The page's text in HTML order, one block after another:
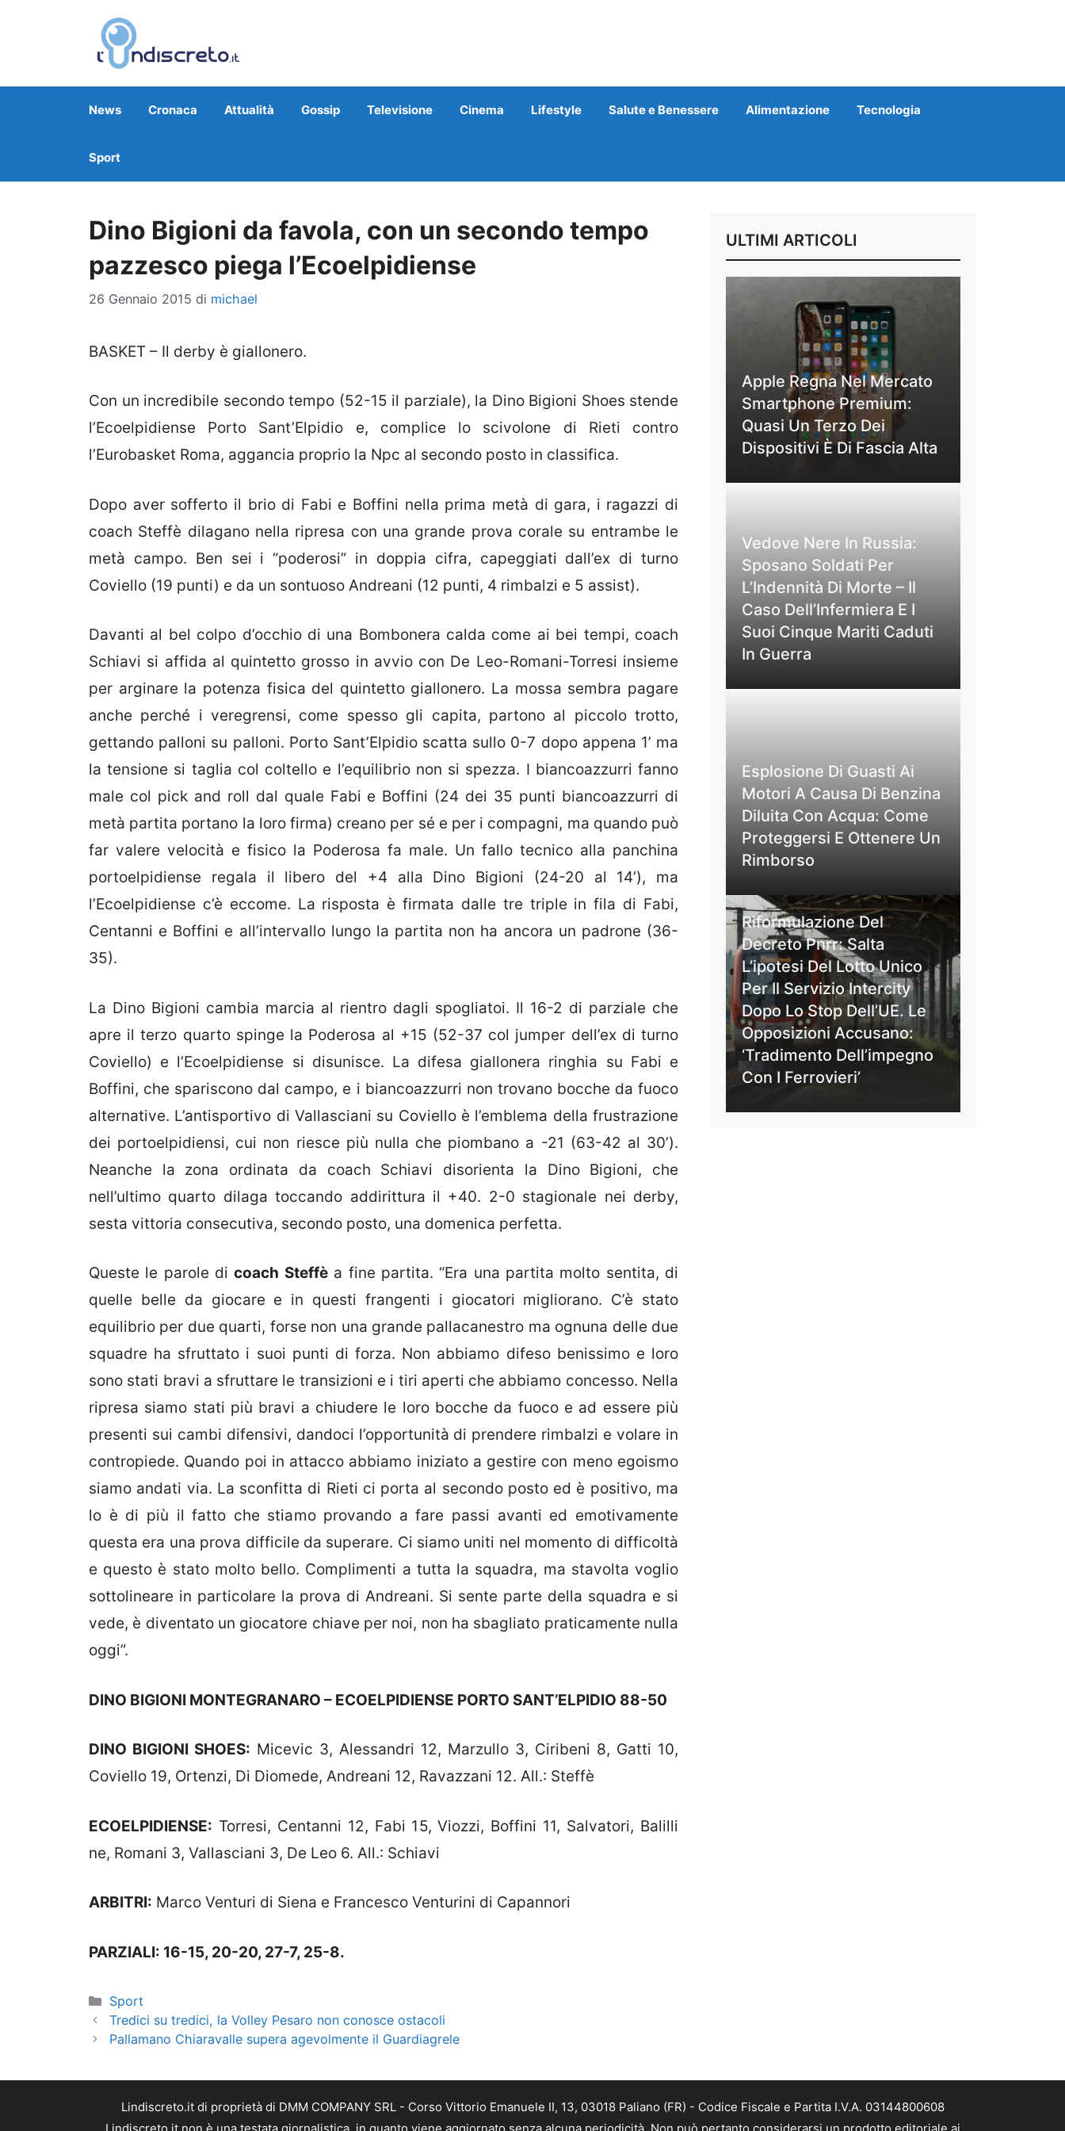
News Cronaca Attualità Gossip Televisione Cinema Lifestyle Salute e Benessere Alimentazione Tecnologia
Sport
Dino Bigioni da favola, con un secondo tempo
pazzesco piega l’Ecoelpidiense
26 Gennaio 2015 di michael
BASKET – Il derby è giallonero.
Con un incredibile secondo tempo (52-15 il parziale), la Dino Bigioni Shoes stende
l’Ecoelpidiense Porto Sant’Elpidio e, complice lo scivolone di Rieti contro
l’Eurobasket Roma, aggancia proprio la Npc al secondo posto in classifica.
Dopo aver sofferto il brio di Fabi e Boffini nella prima metà di gara, i ragazzi di
coach Steffè dilagano nella ripresa con una grande prova corale su entrambe le
metà campo. Ben sei i “poderosi” in doppia cifra, capeggiati dall’ex di turno
Coviello (19 punti) e da un sontuoso Andreani (12 punti, 4 rimbalzi e 5 assist).
Davanti al bel colpo d’occhio di una Bombonera calda come ai bei tempi, coach
Schiavi si affida al quintetto grosso in avvio con De Leo-Romani-Torresi insieme
per arginare la potenza fisica del quintetto giallonero. La mossa sembra pagare
anche perché i veregrensi, come spesso gli capita, partono al piccolo trotto,
gettando palloni su palloni. Porto Sant’Elpidio scatta sullo 0-7 dopo appena 1’ ma
la tensione si taglia col coltello e l’equilibrio non si spezza. I biancoazzurri fanno
male col pick and roll dal quale Fabi e Boffini (24 dei 35 punti biancoazzurri di
metà partita portano la loro firma) creano per sé e per i compagni, ma quando può
far valere velocità e fisico la Poderosa fa male. Un fallo tecnico alla panchina
portoelpidiense regala il libero del +4 alla Dino Bigioni (24-20 al 14’), ma
l’Ecoelpidiense c’è eccome. La risposta è firmata dalle tre triple in fila di Fabi,
Centanni e Boffini e all’intervallo lungo la partita non ha ancora un padrone (36-
35).
La Dino Bigioni cambia marcia al rientro dagli spogliatoi. Il 16-2 di parziale che
apre il terzo quarto spinge la Poderosa al +15 (52-37 col jumper dell’ex di turno
Coviello) e l’Ecoelpidiense si disunisce. La difesa giallonera ringhia su Fabi e
Boffini, che spariscono dal campo, e i biancoazzurri non trovano bocche da fuoco
alternative. L’antisportivo di Vallasciani su Coviello è l’emblema della frustrazione
dei portoelpidiensi, cui non riesce più nulla che piombano a -21 (63-42 al 30’).
Neanche la zona ordinata da coach Schiavi disorienta la Dino Bigioni, che
nell’ultimo quarto dilaga toccando addirittura il +40. 2-0 stagionale nei derby,
sesta vittoria consecutiva, secondo posto, una domenica perfetta.
Queste le parole dicoach Steffèa fine partita. “Era una partita molto sentita, di
quelle belle da giocare e in questi frangenti i giocatori migliorano. C’è stato
equilibrio per due quarti, forse non una grande pallacanestro ma ognuna delle due
squadre ha sfruttato i suoi punti di forza. Non abbiamo difeso benissimo e loro
sono stati bravi a sfruttare le transizioni e i tiri aperti che abbiamo concesso. Nella
ripresa siamo stati più bravi a chiudere le loro bocche da fuoco e ad essere più
presenti sui cambi difensivi, dandoci l’opportunità di prendere rimbalzi e volare in
contropiede. Quando poi in attacco abbiamo iniziato a gestire con meno egoismo
siamo andati via. La sconfitta di Rieti ci porta al secondo posto ed è positivo, ma
lo è di più il fatto che stiamo provando a fare passi avanti ed emotivamente
questa era una prova difficile da superare. Ci siamo uniti nel momento di difficoltà
e questo è stato molto bello. Complimenti a tutta la squadra, ma stavolta voglio
sottolineare in particolare la prova di Andreani. Si sente parte della squadra e si
vede, è diventato un giocatore chiave per noi, non ha sbagliato praticamente nulla
oggi”.
DINO BIGIONI MONTEGRANARO – ECOELPIDIENSE PORTO SANT’ELPIDIO 88-50
DINO BIGIONI SHOES: Micevic 3, Alessandri 12, Marzullo 3, Ciribeni 8, Gatti 10,
Coviello 19, Ortenzi, Di Diomede, Andreani 12, Ravazzani 12. All.: Steffè
ECOELPIDIENSE: Torresi, Centanni 12, Fabi 15, Viozzi, Boffini 11, Salvatori, Balilli
ne, Romani 3, Vallasciani 3, De Leo 6. All.: Schiavi
ARBITRI: Marco Venturi di Siena e Francesco Venturini di Capannori
PARZIALI: 16-15, 20-20, 27-7, 25-8.
Categorie
Sport
Tredici su tredici, la Volley Pesaro non conosce ostacoli
Pallamano Chiaravalle supera agevolmente il Guardiagrele
ULTIMI ARTICOLI
Apple Regna Nel Mercato
Smartphone Premium:
Quasi Un Terzo Dei
Dispositivi È Di Fascia Alta
Vedove Nere In Russia:
Sposano Soldati Per
L’Indennità Di Morte – Il
Caso Dell’Infermiera E I
Suoi Cinque Mariti Caduti
In Guerra
Esplosione Di Guasti Ai
Motori A Causa Di Benzina
Diluita Con Acqua: Come
Proteggersi E Ottenere Un
Rimborso
Riformulazione Del
Decreto Pnrr: Salta
L’ipotesi Del Lotto Unico
Per Il Servizio Intercity
Dopo Lo Stop Dell’UE. Le
Opposizioni Accusano:
‘Tradimento Dell’impegno
Con I Ferrovieri’
Lindiscreto.it di proprietà di DMM COMPANY SRL - Corso Vittorio Emanuele II, 13, 03018 Paliano (FR) - Codice Fiscale e Partita I.V.A. 03144800608